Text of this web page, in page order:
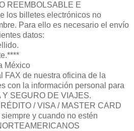
REEMBOLSABLE E
los billetes electrónicos no
Para ello es necesario el envío
datos:
México
FAX de nuestra oficina de la
con la información personal para
Y SEGURO DE VIAJES.
/ VISA / MASTER CARD
y cuando no estén